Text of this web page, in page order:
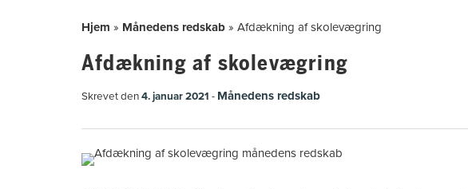
Hjem » Månedens redskab » Afdækning af skolevægring
Afdækning af skolevægring
Skrevet den4. januar 2021 Månedens redskab